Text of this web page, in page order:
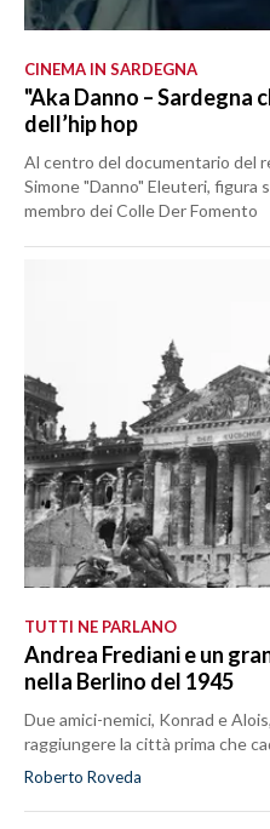
CINEMA IN SARDEGNA
"Aka Danno – Sardegna
dell’hip hop
Al centro del documentario del
Simone "Danno" Eleuteri, figura
membro dei Colle Der Fomento
TUTTI NE PARLANO
Andrea Frediani e un
nella Berlino del 1945
Due amici-nemici, Konrad e
raggiungere la città prima che
Roberto Roveda